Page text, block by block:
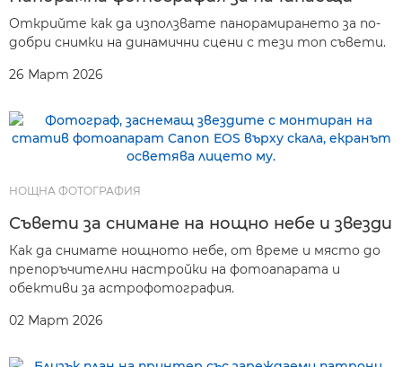
Открийте как да използвате панорамирането за по-
добри снимки на динамични сцени с тези топ съвети.
26 Март 2026
НОЩНА ФОТОГРАФИЯ
Съвети за снимане на нощно небе и звезди
Как да снимате нощното небе, от време и място до
препоръчителни настройки на фотоапарата и
обективи за астрофотография.
02 Март 2026